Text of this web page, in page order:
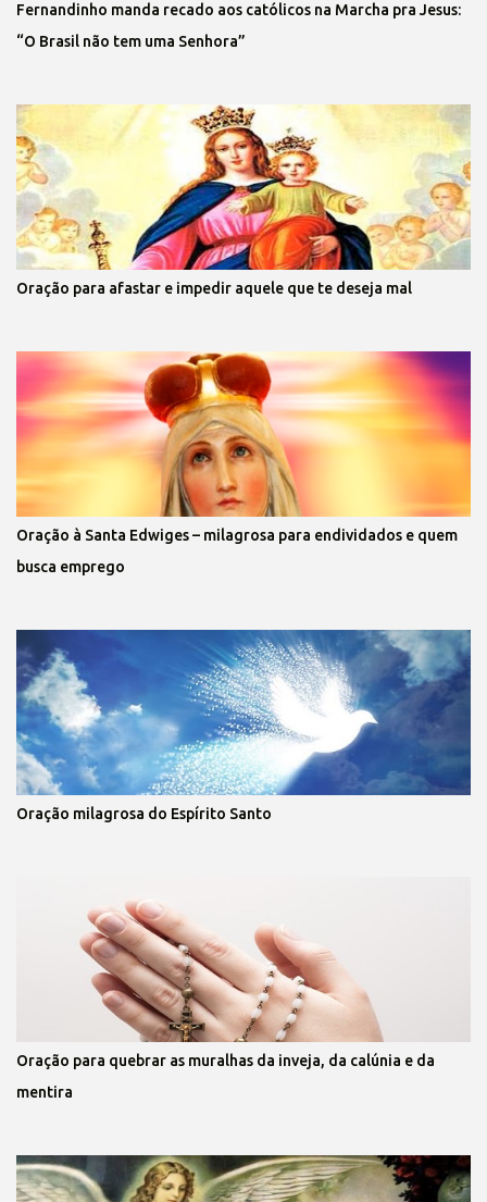
Fernandinho manda recado aos católicos na Marcha pra Jesus:
“O Brasil não tem uma Senhora”
Oração para afastar e impedir aquele que te deseja mal
Oração à Santa Edwiges – milagrosa para endividados e quem
busca emprego
Oração milagrosa do Espírito Santo
Oração para quebrar as muralhas da inveja, da calúnia e da
mentira